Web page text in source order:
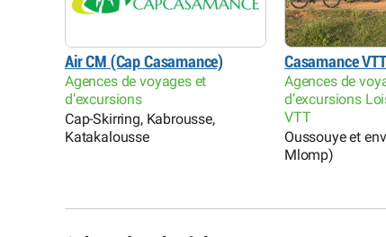
Air CM (Cap Casamance)
Agences de voyages et
d’excursions
Cap-Skirring, Kabrousse,
Katakalousse
Casamance VTT
Agences de
d’excursions
VTT
Oussouye et
Mlomp)